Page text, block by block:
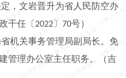
，文岩晋升为省人民防空办
干任〔2022〕 70号）
机关事务管理局副局长。免
管理办公室主任职务。（吉